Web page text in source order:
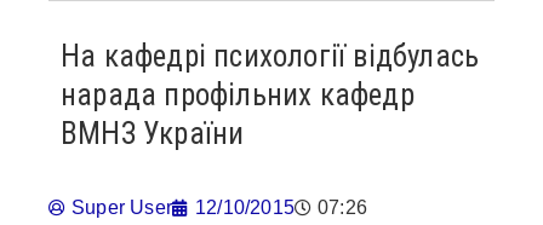
На кафедрі психології відбулась
нарада профільних кафедр
ВМНЗ України
Super User 12/10/2015 07:26